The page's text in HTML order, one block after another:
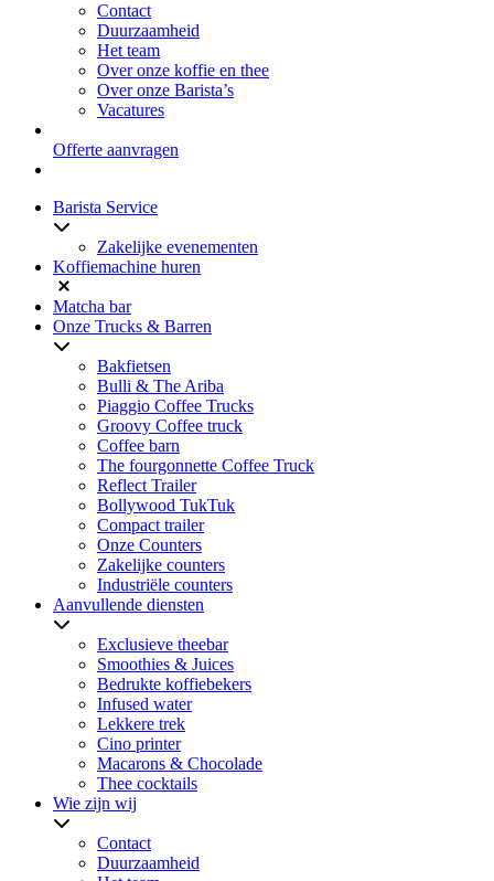
Contact
Duurzaamheid
Het team
Over onze koffie en thee
Over onze Barista’s
Vacatures
Offerte aanvragen
Barista Service
Zakelijke evenementen
Koffiemachine huren
Matcha bar
Onze Trucks & Barren
Bakfietsen
Bulli & The Ariba
Piaggio Coffee Trucks
Groovy Coffee truck
Coffee barn
The fourgonnette Coffee Truck
Reflect Trailer
Bollywood TukTuk
Compact trailer
Onze Counters
Zakelijke counters
Industriële counters
Aanvullende diensten
Exclusieve theebar
Smoothies & Juices
Bedrukte koffiebekers
Infused water
Lekkere trek
Cino printer
Macarons & Chocolade
Thee cocktails
Wie zijn wij
Contact
Duurzaamheid